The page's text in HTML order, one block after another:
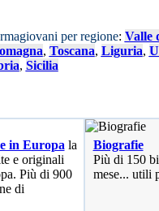
per regione: Valle
, Toscana, Liguria,
, Sicilia
in Europa la
e originali
Più di 900
di
Biografie
Più di 150
mese... utili